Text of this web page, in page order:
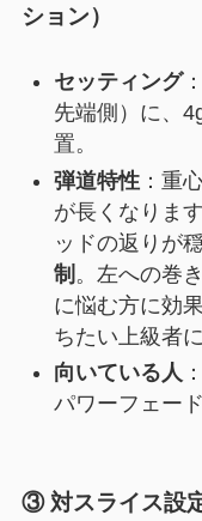
ション）
セッティング
先端側）に、
置。
弾道特性：重
が長くなりま
ッドの返りが
制 。左への巻
に悩む方に効
ちたい上級者
向いている人
パワーフェー
③ 対スライス設